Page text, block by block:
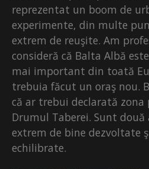
reprezentat un boom de
experimente, din multe
extrem de reuşite. Am
consideră că Balta Albă
mai important din toată
trebuia făcut un oraş nou.
că ar trebui declarată zona
Drumul Taberei. Sunt
extrem de bine dezvoltate
echilibrate.